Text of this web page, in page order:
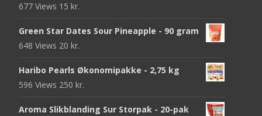
677 Views 15 kr.
Green Star Dates Sour Pineapple - 90 gram
648 Views 20 kr.
Haribo Pearls Økonomipakke - 2,75 kg
596 Views 250 kr.
Aroma Slikblanding Sur Storpak - 20-pak